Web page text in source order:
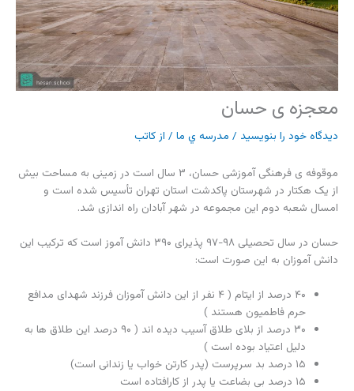
معجزه ی حسان
دیدگاه‌ خود را بنویسید / مدرسه ي ما / از کاتب
موقوفه ی فرهنگی آموزشی حسان، ۳ سال است در زمینی به مساحت بیش
از یک هکتار در شهرستان پاکدشت استان تهران تأسیس شده است و
امسال شعبه دوم این مجموعه در شهر آبادان راه اندازی شد.
حسان در سال تحصیلی ۹۸-۹۷ پذیرای ۳۹۰ دانش آموز است که ترکیب این
دانش آموزان به این صورت است:
۴۰ درصد از ایتام ( ۴ نفر از این دانش آموزان فرزند شهدای مدافع
حرم فاطمیون هستند )
۳۰ درصد از بلای طلاق آسیب دیده اند ( ۹۰ درصد این طلاق ها به
دلیل اعتیاد بوده است )
۱۵ درصد بد سرپرست (پدر کارتن خواب یا زندانی است)
۱۵ درصد بی بضاعت یا پدر از کارافتاده است